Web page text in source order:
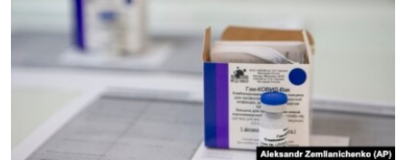
СПЕЦПРОЕКТИ
ДЕПОРТАЦІЯ
ВІДЕОУРОКИ «ELIFBE»
СВІДЧЕННЯ ОКУПАЦІЇ
УКРАЇНСЬКА ПРОБЛЕМА КРИМУ
ЯК ОБІЙТИ БЛОКУВАННЯ
Qırımtatar